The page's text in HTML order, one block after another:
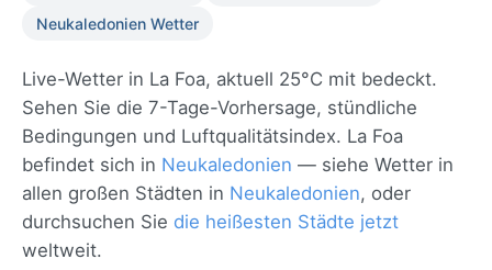
Neukaledonien Wetter
Live-Wetter in La Foa, aktuell 25°C mit bedeckt.
Sehen Sie die 7-Tage-Vorhersage, stündliche
Bedingungen und Luftqualitätsindex. La Foa
befindet sich in Neukaledonien — siehe Wetter in
allen großen Städten in Neukaledonien, oder
durchsuchen Sie die heißesten Städte jetzt
weltweit.